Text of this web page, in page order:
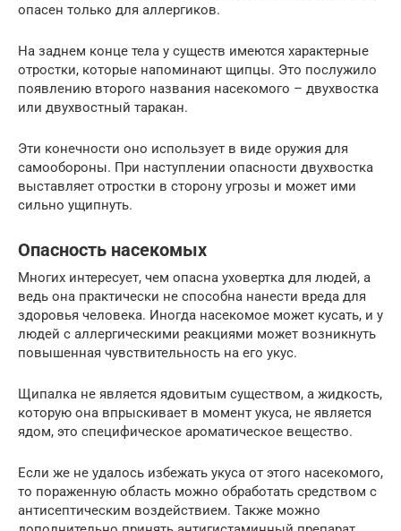
опасен только для аллергиков.
На заднем конце тела у существ имеются характерные
отростки, которые напоминают щипцы. Это послужило
появлению второго названия насекомого – двухвостка
или двухвостный таракан.
Эти конечности оно использует в виде оружия для
самообороны. При наступлении опасности двухвостка
выставляет отростки в сторону угрозы и может ими
сильно ущипнуть.
Опасность насекомых
Многих интересует, чем опасна уховертка для людей, а
ведь она практически не способна нанести вреда для
здоровья человека. Иногда насекомое может кусать, и у
людей с аллергическими реакциями может возникнуть
повышенная чувствительность на его укус.
Щипалка не является ядовитым существом, а жидкость,
которую она впрыскивает в момент укуса, не является
ядом, это специфическое ароматическое вещество.
Если же не удалось избежать укуса от этого насекомого,
то пораженную область можно обработать средством с
антисептическим воздействием. Также можно